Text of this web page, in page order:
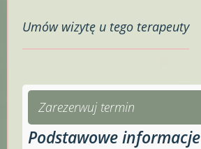
Umówwizytę u tego terapeuty
Zarezerwuj termin
Podstawowe informacje